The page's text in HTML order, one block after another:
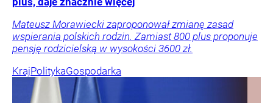
Mateusz Morawiecki zaproponował zmianę zasad
wspierania polskich rodzin. Zamiast 800 plus proponuje
pensję rodzicielską w wysokości 3600 zł.
KrajPolitykaGospodarka